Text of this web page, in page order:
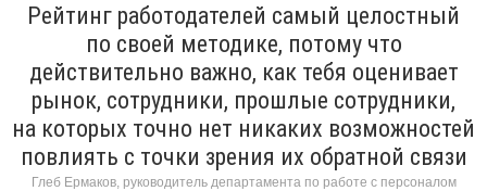
Рейтинг работодателей самый целостный
по своей методике, потому что
действительно важно, как тебя оценивает
рынок, сотрудники, прошлые сотрудники,
на которых точно нет никаких возможностей
повлиять с точки зрения их обратной связи
Глеб Ермаков, руководитель департамента по работе с персоналом